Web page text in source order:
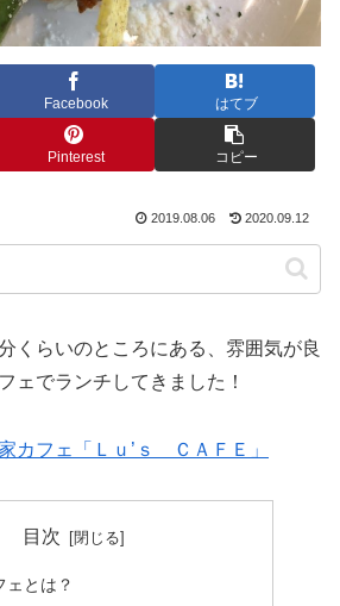
Facebook はてブ
Pinterest コピー
2019.08.06 2020.09.12
くらいのところにある、雰囲気が良
ェでランチしてきました！
カフェ「Ｌｕ’ｓ ＣＡＦＥ」
目次
ェとは？